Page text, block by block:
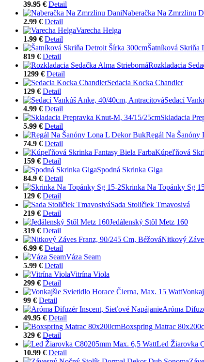
39.95 € Detail
Naberačka Na Zmrzlinu
2.99 € Detail
Varecha Helga
1.99 € Detail
Šatníková Skriňa
819 € Detail
Rozkladacia
1299 € Detail
Sedacia Kocka Chandler
129 € Detail
Sedací
4.99 € Detail
Skladacia
5.99 € Detail
Regál Na
74.9 € Detail
Kúpeľňová
159 € Detail
Spodná Skrinka Giga
84.9 € Detail
Skrinka Na Topánky Sg
129 € Detail
Sada Stoličiek Tmavosivá
219 € Detail
Jedálenský Stôl Metz 160
319 € Detail
Nitkový
6.99 € Detail
Váza Seam
5.99 € Detail
Vitrína Viola
299 € Detail
99 € Detail
Aróma
49.95 € Detail
Boxspring Matrac
329 € Detail
Led Žiarovka
10.99 € Detail